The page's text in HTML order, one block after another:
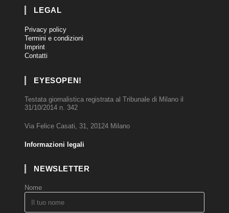
LEGAL
Privacy policy
Termini e condizioni
Imprint
Contatti
EYESOPEN!
Testata giornalistica registrata al Tribunale di Milano il
31/10/2014 n. 342
Via Felice Casati, 31, 20124 Milano
Informazioni legali
NEWSLETTER
Nome